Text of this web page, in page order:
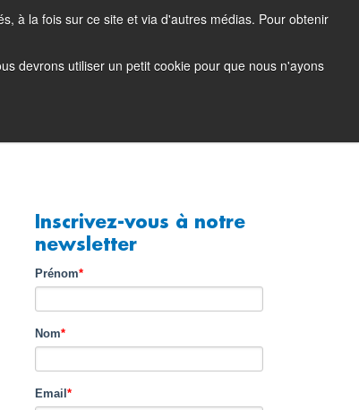
à la fois sur ce site et via d'autres médias. Pour obtenir
devrons utiliser un petit cookie pour que nous n'ayons
produit Portail support (login) EN FR
Contact Demo
Inscrivez-vous à notre
newsletter
Prénom*
Nom*
Email *